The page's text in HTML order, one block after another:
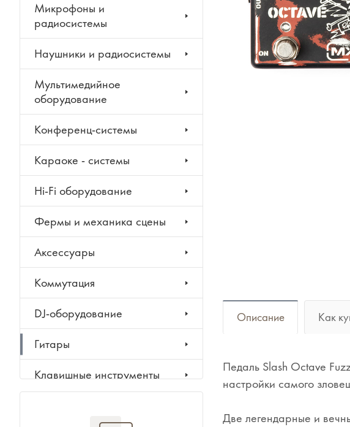
Описание Как
Педаль Slash Octave
настройки самого
Две легендарные и
Микрофоны и
радиосистемы
Наушники и радиосистемы
Мультимедийное
оборудование
Конференц-системы
Караоке - системы
Hi-Fi оборудование
Фермы и механика сцены
Аксессуары
Коммутация
DJ-оборудование
Гитары
Клавишные инструменты